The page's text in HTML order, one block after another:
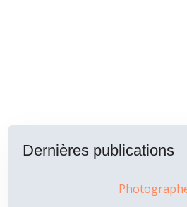
Dernières publications